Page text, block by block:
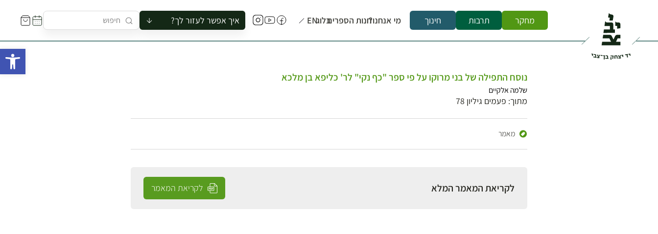
מחקר תרבות חינוך מי אנחנו?חנות הספריםבלוגEN איך אפשר לעזור לך?
להזמין סיור לקבוצה
נוסח התפילה של בני מרוקו על פי ספר "כף נקי" לר' כליפא בן מלכא
שלמה אלקיים
מתוך: פעמים גיליון 78
מאמר
לקריאת המאמר המלא לקריאת המאמר